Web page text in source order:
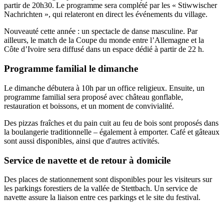
partir de 20h30. Le programme sera complété par les « Stiwwischer
Nachrichten », qui relateront en direct les événements du village.
Nouveauté cette année : un spectacle de danse masculine. Par
ailleurs, le match de la Coupe du monde entre l’Allemagne et la
Côte d’Ivoire sera diffusé dans un espace dédié à partir de 22 h.
Programme familial le dimanche
Le dimanche débutera à 10h par un office religieux. Ensuite, un
programme familial sera proposé avec château gonflable,
restauration et boissons, et un moment de convivialité.
Des pizzas fraîches et du pain cuit au feu de bois sont proposés dans
la boulangerie traditionnelle – également à emporter. Café et gâteaux
sont aussi disponibles, ainsi que d'autres activités.
Service de navette et de retour à domicile
Des places de stationnement sont disponibles pour les visiteurs sur
les parkings forestiers de la vallée de Stettbach. Un service de
navette assure la liaison entre ces parkings et le site du festival.